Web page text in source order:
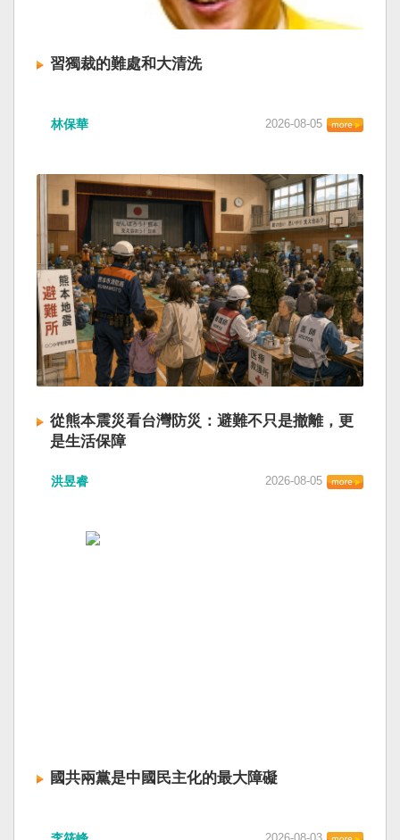
習獨裁的難處和大清洗
林保華 2026-08-05
從熊本震災看台灣防災：避難不只是撤離，更
是生活保障
洪昱睿 2026-08-05
國共兩黨是中國民主化的最大障礙